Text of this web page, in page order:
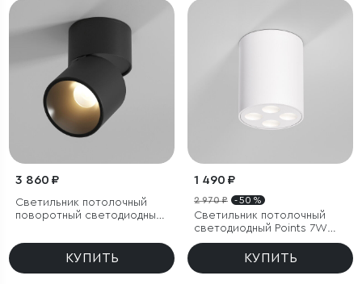
3 860 ₽
Светильник потолочный
поворотный светодиодный
КУПИТЬ
1 490 ₽
2 970 ₽ - 50 %
Светильник потолочный
светодиодный Points 7W
4000K белый
КУПИТЬ